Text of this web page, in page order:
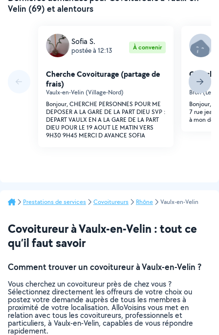
Velin (69) et alentours
Sofia S.
postée à 12:13 À convenir
Cherche Covoiturage (partage de
frais)
Vaulx-en-Velin (Village-Nord)
Bonjour, CHERCHE PERSONNES POUR ME
DEPOSER A LA GARE DE LA PART DIEU SVP :
DEPART VAULX EN A LA GARE DE LA PART
DIEU POUR LE 19 AOUT LE MATIN VERS
9H30 9H45 MERCI D AVANCE SOFIA
frais)
Bron
Bonjour, j
7 rue jean
à mon
Prestations de services Covoitureurs Rhône Vaulx-en-Velin
Covoitureur à Vaulx-en-Velin : tout ce
qu’il faut savoir
Comment trouver un covoitureur à Vaulx-en-Velin ?
Vous cherchez un covoitureur près de chez vous ?
Sélectionnez directement les offreurs de votre choix ou
postez votre demande auprès de tous les membres à
proximité de votre localisation. AlloVoisins vous met en
relation avec tous les covoitureurs, professionnels et
particuliers, à Vaulx-en-Velin, capables de vous répondre
rapidement.